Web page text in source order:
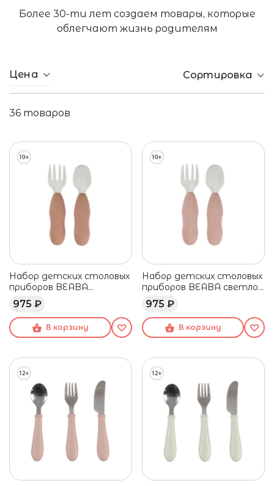
Более 30-ти лет создаем товары, которые
облегчают жизнь родителям
Цена Сортировка
36 товаров
Набор детских столовых
приборов BEABA
коричневый
975 ₽
В корзину
Набор детских столовых
приборов BEABA светло-
розовый
975 ₽
В корзину